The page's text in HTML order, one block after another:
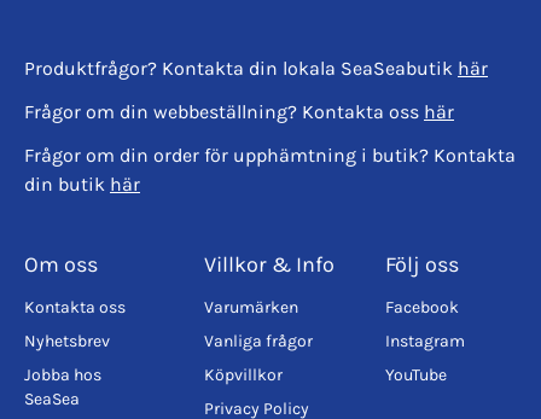
Produktfrågor? Kontakta din lokala SeaSeabutik här
Frågor om din webbeställning? Kontakta oss här
Frågor om din order för upphämtning i butik? Kontakta
din butik här
Om oss
Kontakta oss
Nyhetsbrev
Jobba hos
SeaSea
Villkor & Info
Varumärken
Vanliga frågor
Köpvillkor
Privacy Policy
Följ oss
Facebook
Instagram
YouTube